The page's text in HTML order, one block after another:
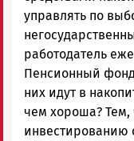
управлять по
работодатель
Пенсионный
них идут в
чем хороша? Тем,
инвестированию